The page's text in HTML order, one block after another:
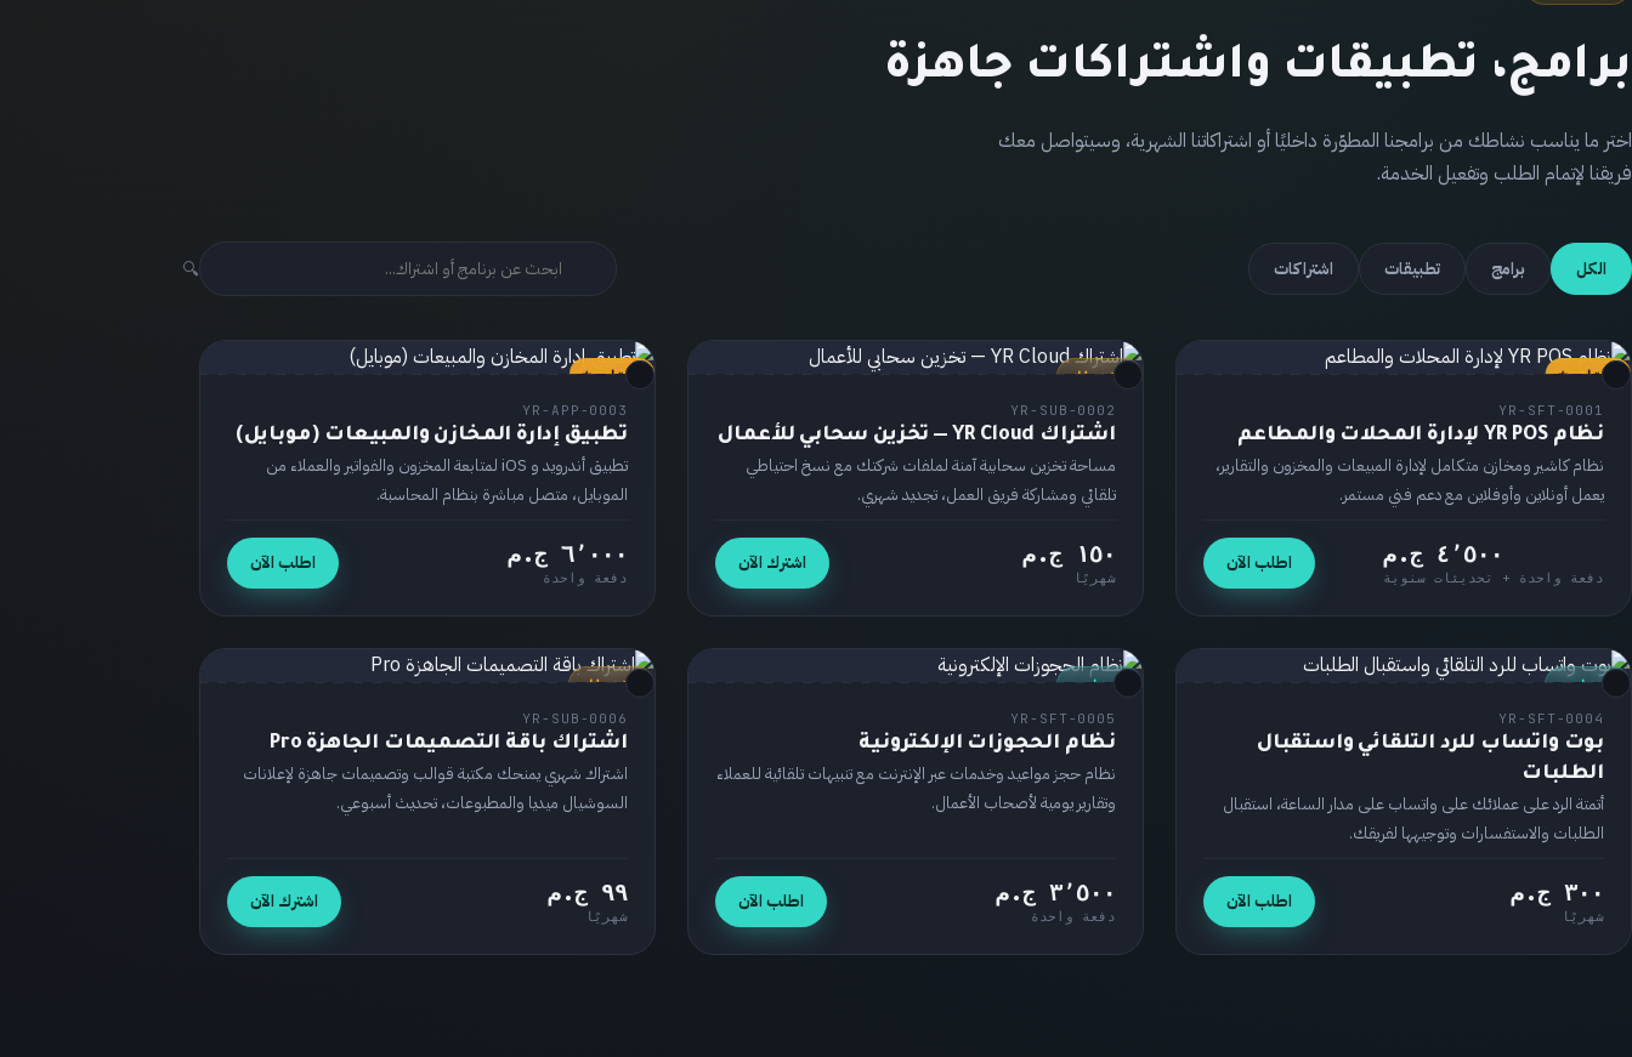
برامج، تطبيقات واشتراكات جاهزة
اختر ما يناسب نشاطك من برامجنا المطوّرة داخليًا أو اشتراكاتنا الشهرية، وسيتواصل معك
فريقنا لإتمام الطلب وتفعيل الخدمة.
الكل برامج تطبيقات اشتراكات 🔍
برنامج
مُختار ⭐
YR-SFT-0001
نظام YR POS لإدارة المحلات والمطاعم
نظام كاشير ومخازن متكامل لإدارة المبيعات والمخزون والتقارير،
يعمل أونلاين وأوفلاين مع دعم فني مستمر.
٤٬٥٠٠ ج.م
دفعة واحدة + تحديثات سنوية
اطلب الآن
اشتراك
YR-SUB-0002
اشتراك YR Cloud — تخزين سحابي للأعمال
مساحة تخزين سحابية آمنة لملفات شركتك مع نسخ احتياطي
تلقائي ومشاركة فريق العمل، تجديد شهري.
١٥٠ ج.م
شهريًا
اشترك الآن
تطبيق
مُختار ⭐
YR-APP-0003
تطبيق إدارة المخازن والمبيعات (موبايل)
تطبيق أندرويد و iOS لمتابعة المخزون والفواتير والعملاء من
الموبايل، متصل مباشرة بنظام المحاسبة.
٦٬٠٠٠ ج.م
دفعة واحدة
اطلب الآن
برنامج
YR-SFT-0004
بوت واتساب للرد التلقائي واستقبال
الطلبات
أتمتة الرد على عملائك على واتساب على مدار الساعة، استقبال
الطلبات والاستفسارات وتوجيهها لفريقك.
٣٠٠ ج.م
شهريًا
اطلب الآن
برنامج
YR-SFT-0005
نظام الحجوزات الإلكترونية
نظام حجز مواعيد وخدمات عبر الإنترنت مع تنبيهات تلقائية للعملاء
وتقارير يومية لأصحاب الأعمال.
٣٬٥٠٠ ج.م
دفعة واحدة
اطلب الآن
اشتراك
YR-SUB-0006
اشتراك باقة التصميمات الجاهزة Pro
اشتراك شهري يمنحك مكتبة قوالب وتصميمات جاهزة لإعلانات
السوشيال ميديا والمطبوعات، تحديث أسبوعي.
٩٩ ج.م
شهريًا
اشترك الآن